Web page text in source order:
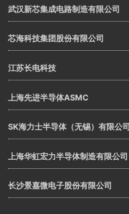
武汉新芯集成电路制造有限公司
芯海科技集团股份有限公司
江苏长电科技
上海先进半导体ASMC
SK海力士半导体（无锡）有限公司
上海华虹宏力半导体制造有限公司
长沙景嘉微电子股份有限公司